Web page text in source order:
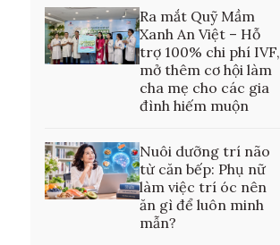
Ra mắt Quỹ Mầm
Xanh An Việt – Hỗ
trợ 100% chi phí IVF,
mở thêm cơ hội làm
cha mẹ cho các gia
đình hiếm muộn
Nuôi dưỡng trí não
từ căn bếp: Phụ nữ
làm việc trí óc nên
ăn gì để luôn minh
mẫn?